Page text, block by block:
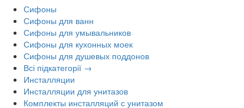
Сифоны
Сифоны для ванн
Сифоны для умывальников
Сифоны для кухонных моек
Сифоны для душевых поддонов
Всі підкатегорії →
Инсталляции
Инсталляции для унитазов
Комплекты инсталляций с унитазом